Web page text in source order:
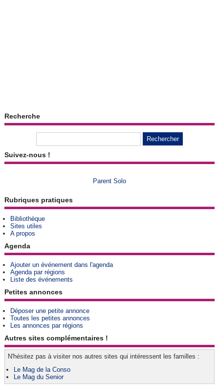
Recherche
Suivez-nous !
Parent Solo
Rubriques pratiques
Bibliothèque
Sites utiles
A propos
Agenda
Ajouter un événement dans l'agenda
Agenda par régions
Liste des événements
Petites annonces
Déposer une petite annonce
Toutes les petites annonces
Les annonces par régions
Autres sites complémentaires !
N'hésitez pas à visiter nos autres sites qui intéressent les familles :
Le Mag de la Conso
Le Mag du Senior